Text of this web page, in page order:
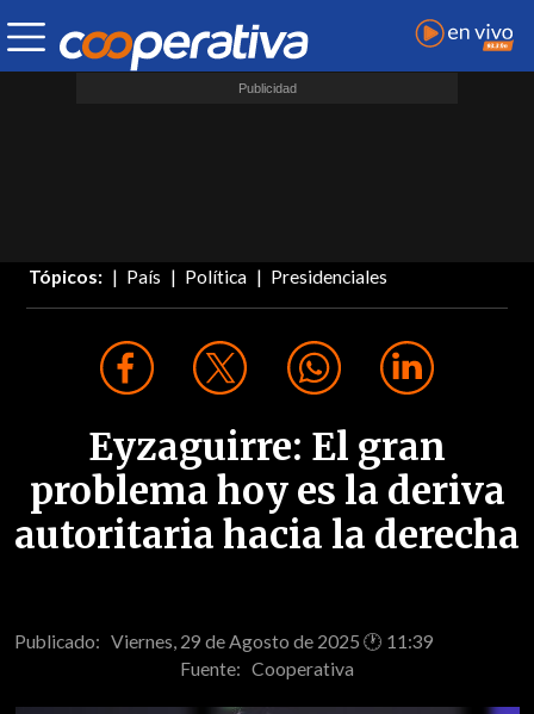
Tópicos: País Política Presidenciales
Eyzaguirre: El gran
problema hoy es la deriva
autoritaria hacia la derecha
Publicado: Viernes, 29 de Agosto de 2025 🕐 11:39
Fuente: Cooperativa